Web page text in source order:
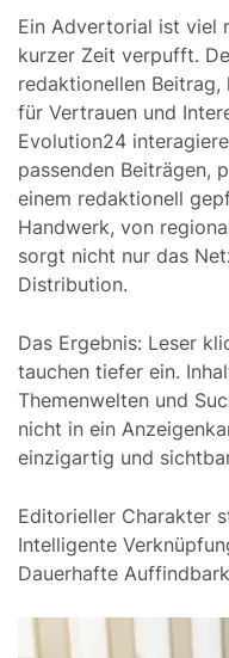
Ein Advertorial ist viel
kurzer Zeit verpufft.
redaktionellen
für Vertrauen und
Evolution24
passenden Beiträgen,
einem redaktionell
Handwerk, von
sorgt nicht nur das
Distribution.
Das Ergebnis: Leser
tauchen tiefer ein.
Themenwelten und
nicht in ein
einzigartig und
Editorieller Charakter
Intelligente
Dauerhafte